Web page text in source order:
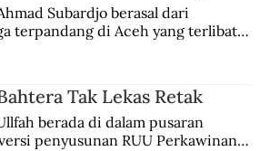
Subardjo berasal dari
terpandang di Aceh yang terlibat
Islam. Anaknya mengikuti jejaknya.
Tak Lekas Retak
berada di dalam pusaran
penyusunan RUU Perkawinan.